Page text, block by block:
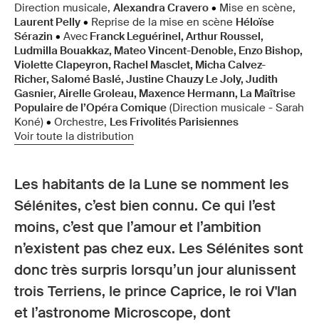
Direction musicale, Alexandra Cravero • Mise en scène,
Laurent Pelly • Reprise de la mise en scène Héloïse
Sérazin • Avec Franck Leguérinel, Arthur Roussel,
Ludmilla Bouakkaz, Mateo Vincent-Denoble, Enzo Bishop,
Violette Clapeyron, Rachel Masclet, Micha Calvez-
Richer, Salomé Baslé, Justine Chauzy Le Joly, Judith
Gasnier, Airelle Groleau, Maxence Hermann, La Maîtrise
Populaire de l’Opéra Comique (Direction musicale - Sarah
Koné) • Orchestre, Les Frivolités Parisiennes
Voir toute la distribution
Les habitants de la Lune se nomment les
Sélénites, c’est bien connu. Ce qui l’est
moins, c’est que l’amour et l’ambition
n’existent pas chez eux. Les Sélénites sont
donc très surpris lorsqu’un jour alunissent
trois Terriens, le prince Caprice, le roi V'lan
et l’astronome Microscope, dont